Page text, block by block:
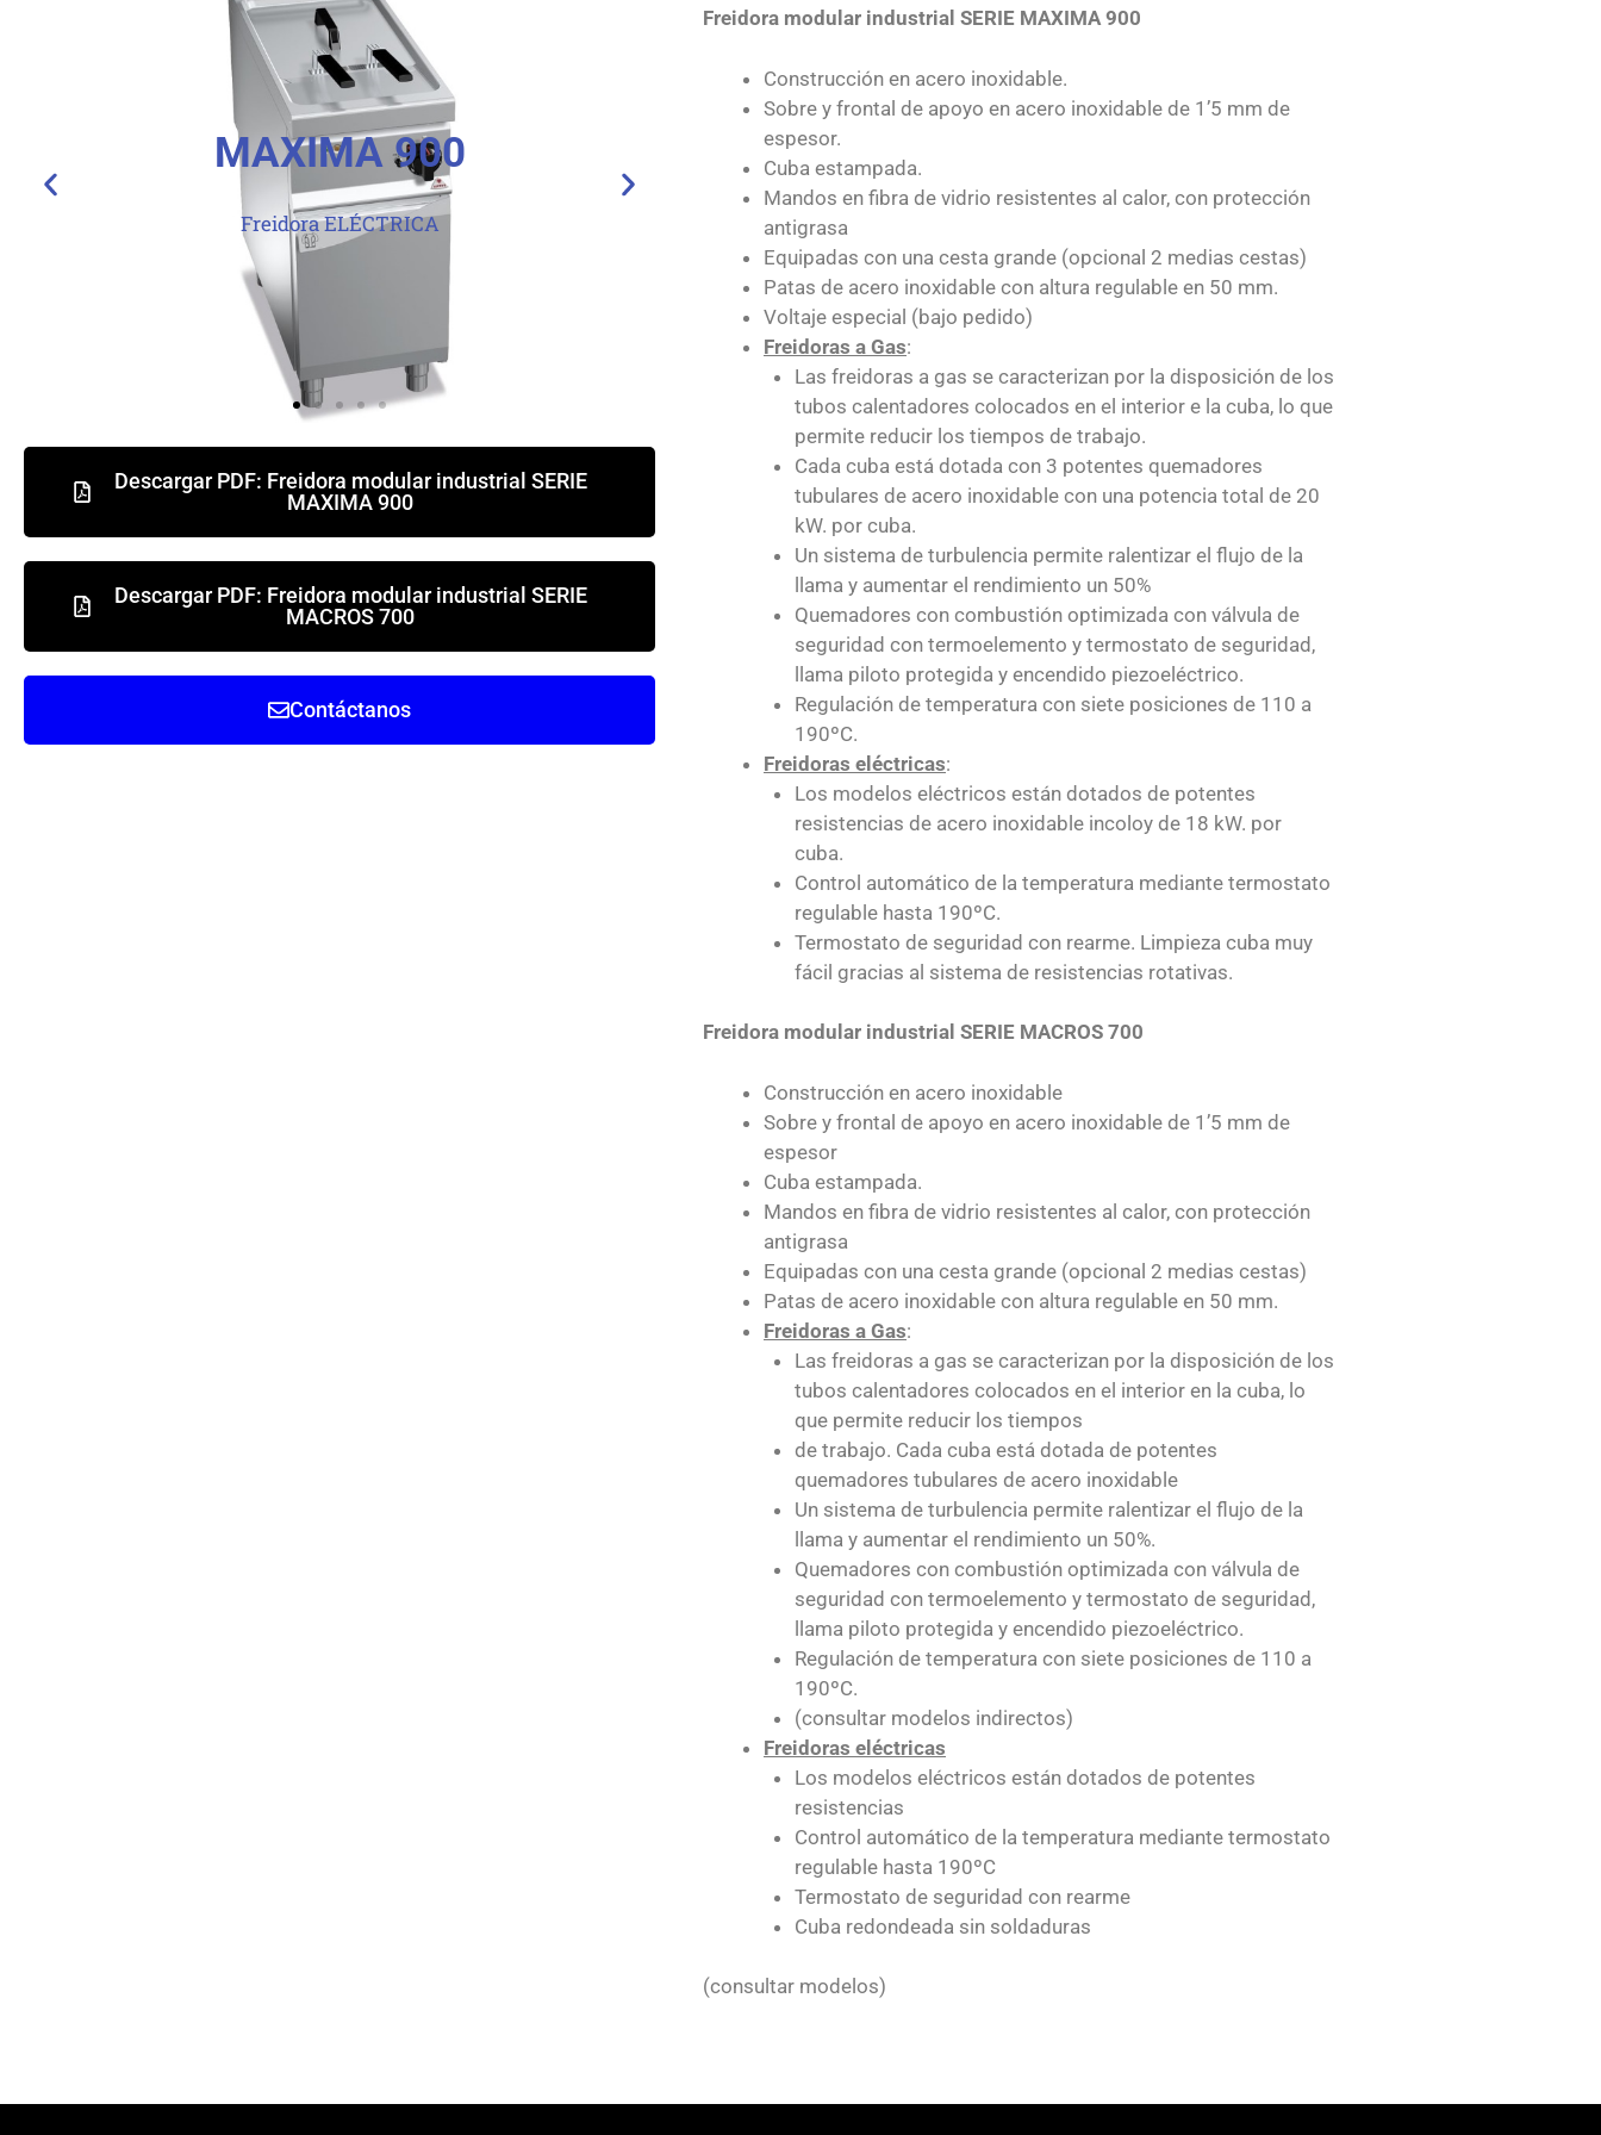
MAXIMA 900
Freidora GAS / ELÉCTRICA
MAXIMA 900
Freidora GAS / ELÉCTRICA
Descargar PDF: Freidora modular industrial SERIE
MAXIMA 900
Descargar PDF: Freidora modular industrial SERIE
MACROS 700
Contáctanos
Freidora modular industrial SERIE MAXIMA 900
Construcción en acero inoxidable.
Sobre y frontal de apoyo en acero inoxidable de 1’5 mm de
espesor.
Cuba estampada.
Mandos en fibra de vidrio resistentes al calor, con protección
antigrasa
Equipadas con una cesta grande (opcional 2 medias cestas)
Patas de acero inoxidable con altura regulable en 50 mm.
Voltaje especial (bajo pedido)
Freidoras a Gas:
Las freidoras a gas se caracterizan por la disposición de los
tubos calentadores colocados en el interior e la cuba, lo que
permite reducir los tiempos de trabajo.
Cada cuba está dotada con 3 potentes quemadores
tubulares de acero inoxidable con una potencia total de 20
kW. por cuba.
Un sistema de turbulencia permite ralentizar el flujo de la
llama y aumentar el rendimiento un 50%
Quemadores con combustión optimizada con válvula de
seguridad con termoelemento y termostato de seguridad,
llama piloto protegida y encendido piezoeléctrico.
Regulación de temperatura con siete posiciones de 110 a
190ºC.
Freidoras eléctricas:
Los modelos eléctricos están dotados de potentes
resistencias de acero inoxidable incoloy de 18 kW. por
cuba.
Control automático de la temperatura mediante termostato
regulable hasta 190ºC.
Termostato de seguridad con rearme. Limpieza cuba muy
fácil gracias al sistema de resistencias rotativas.
Freidora modular industrial SERIE MACROS 700
Construcción en acero inoxidable
Sobre y frontal de apoyo en acero inoxidable de 1’5 mm de
espesor
Cuba estampada.
Mandos en fibra de vidrio resistentes al calor, con protección
antigrasa
Equipadas con una cesta grande (opcional 2 medias cestas)
Patas de acero inoxidable con altura regulable en 50 mm.
Freidoras a Gas:
Las freidoras a gas se caracterizan por la disposición de los
tubos calentadores colocados en el interior en la cuba, lo
que permite reducir los tiempos
de trabajo. Cada cuba está dotada de potentes
quemadores tubulares de acero inoxidable
Un sistema de turbulencia permite ralentizar el flujo de la
llama y aumentar el rendimiento un 50%.
Quemadores con combustión optimizada con válvula de
seguridad con termoelemento y termostato de seguridad,
llama piloto protegida y encendido piezoeléctrico.
Regulación de temperatura con siete posiciones de 110 a
190ºC.
(consultar modelos indirectos)
Freidoras eléctricas
Los modelos eléctricos están dotados de potentes
resistencias
Control automático de la temperatura mediante termostato
regulable hasta 190ºC
Termostato de seguridad con rearme
Cuba redondeada sin soldaduras
(consultar modelos)